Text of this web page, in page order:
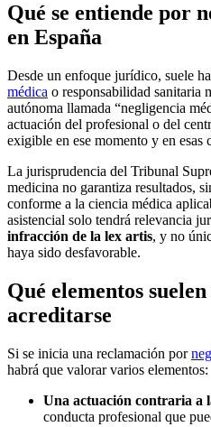
Qué se entiende por
en España
Desde un enfoque jurídico, suele
médica o responsabilidad sanitaria
autónoma llamada “negligencia
actuación del profesional o del
exigible en ese momento y en esas
La jurisprudencia del Tribunal
medicina no garantiza resultados,
conforme a la ciencia médica
asistencial solo tendrá relevancia
infracción de la lex artis, y no
haya sido desfavorable.
Qué elementos
acreditarse
Si se inicia una reclamación por
habrá que valorar varios elementos:
Una actuación contraria a
conducta profesional que